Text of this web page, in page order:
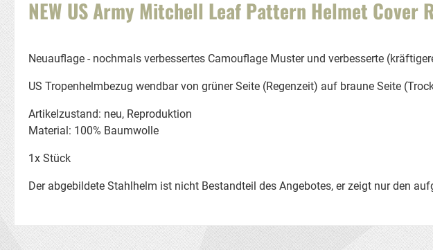
NEW US Army Mitchell Leaf Pattern Helmet Cover
Neuauflage - nochmals verbessertes Camouflage Muster und verbesserte
US Tropenhelmbezug wendbar von grüner Seite (Regenzeit) auf braune Seite
Artikelzustand: neu, Reproduktion
Material: 100% Baumwolle
1x Stück
Der abgebildete Stahlhelm ist nicht Bestandteil des Angebotes, er zeigt nur den